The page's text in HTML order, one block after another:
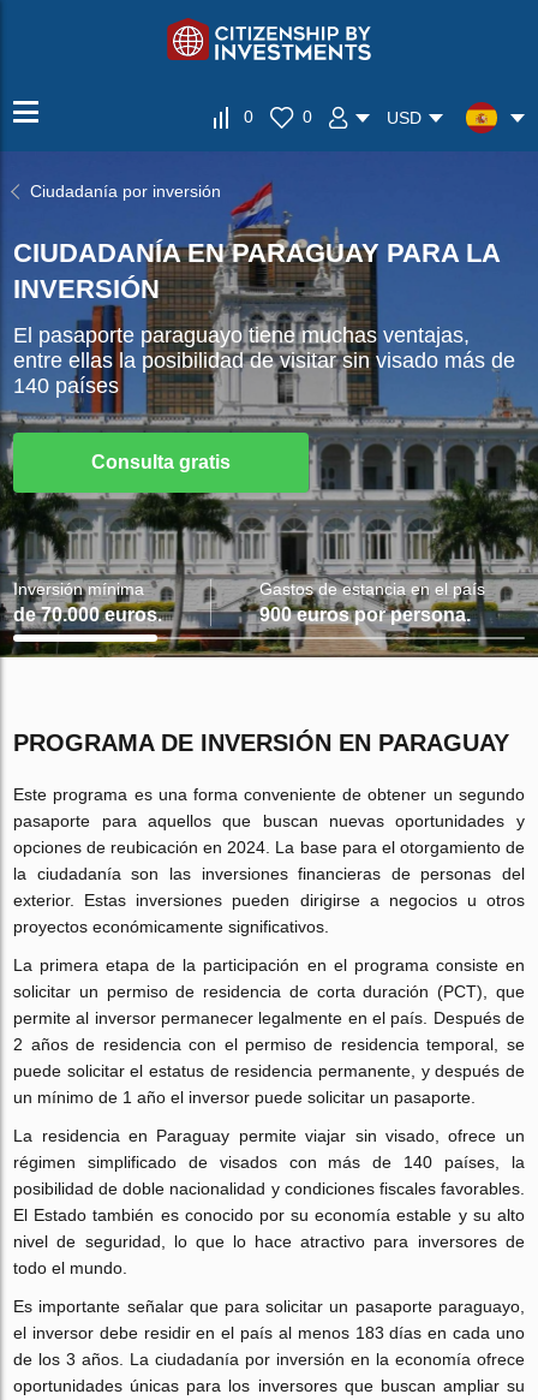
0 0 USD
Ciudadanía por inversión
CIUDADANÍA EN PARAGUAY PARA LA
INVERSIÓN
El pasaporte paraguayo tiene muchas ventajas,
entre ellas la posibilidad de visitar sin visado más de
140 países
Inversión mínima
de 70.000 euros.
Gastos de estancia en el país
900 euros por persona.
Consulta gratis
PROGRAMA DE INVERSIÓN EN PARAGUAY
Este programa es una forma conveniente de obtener un segundo
pasaporte para aquellos que buscan nuevas oportunidades y
opciones de reubicación en 2024. La base para el otorgamiento de
la ciudadanía son las inversiones financieras de personas del
exterior. Estas inversiones pueden dirigirse a negocios u otros
proyectos económicamente significativos.
La primera etapa de la participación en el programa consiste en
solicitar un permiso de residencia de corta duración (PCT), que
permite al inversor permanecer legalmente en el país. Después de
2 años de residencia con el permiso de residencia temporal, se
puede solicitar el estatus de residencia permanente, y después de
un mínimo de 1 año el inversor puede solicitar un pasaporte.
La residencia en Paraguay permite viajar sin visado, ofrece un
régimen simplificado de visados con más de 140 países, la
posibilidad de doble nacionalidad y condiciones fiscales favorables.
El Estado también es conocido por su economía estable y su alto
nivel de seguridad, lo que lo hace atractivo para inversores de
todo el mundo.
Es importante señalar que para solicitar un pasaporte paraguayo,
el inversor debe residir en el país al menos 183 días en cada uno
de los 3 años. La ciudadanía por inversión en la economía ofrece
oportunidades únicas para los inversores que buscan ampliar su